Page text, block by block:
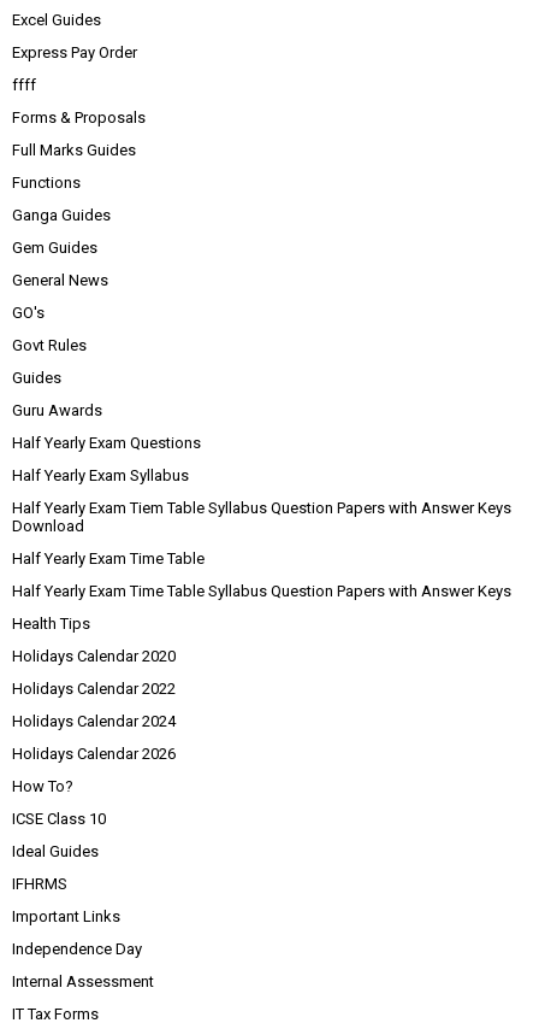
Excel Guides
Express Pay Order
ffff
Forms & Proposals
Full Marks Guides
Functions
Ganga Guides
Gem Guides
General News
GO's
Govt Rules
Guides
Guru Awards
Half Yearly Exam Questions
Half Yearly Exam Syllabus
Half Yearly Exam Tiem Table Syllabus Question Papers with Answer Keys
Download
Half Yearly Exam Time Table
Half Yearly Exam Time Table Syllabus Question Papers with Answer Keys
Health Tips
Holidays Calendar 2020
Holidays Calendar 2022
Holidays Calendar 2024
Holidays Calendar 2026
How To?
ICSE Class 10
Ideal Guides
IFHRMS
Important Links
Independence Day
Internal Assessment
IT Tax Forms